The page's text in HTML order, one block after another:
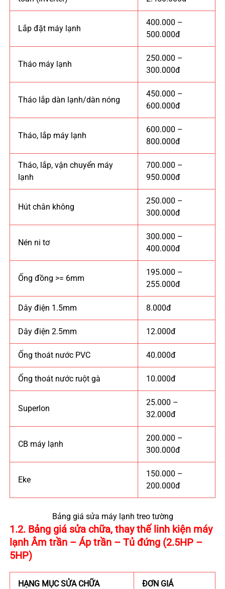
Lắp đặt máy lạnh
400.000 –
500.000đ
Tháo máy lạnh
250.000 –
300.000đ
Tháo lắp dàn lạnh/dàn nóng
450.000 –
600.000đ
Tháo, lắp máy lạnh
600.000 –
800.000đ
Tháo, lắp, vận chuyển máy
lạnh
700.000 –
950.000đ
Hút chân không
250.000 –
300.000đ
Nén ni tơ
300.000 –
400.000đ
Ống đồng >= 6mm
195.000 –
255.000đ
Dây điện 1.5mm 8.000đ
Dây điện 2.5mm 12.000đ
Ống thoát nước PVC 40.000đ
Ống thoát nước ruột gà 10.000đ
Superlon
25.000 –
32.000đ
CB máy lạnh
200.000 –
300.000đ
Eke
150.000 –
200.000đ
Bảng giá sửa máy lạnh treo tường
1.2. Bảng giá sửa chữa, thay thế linh kiện máy
lạnh Âm trần – Áp trần – Tủ đứng (2.5HP –
5HP)
HẠNG MỤC SỬA CHỮA ĐƠN GIÁ